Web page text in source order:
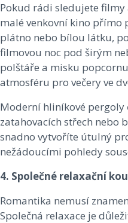
Pokud rádi sledujete
malé venkovní kino přímo
plátno nebo bílou látku,
filmovou noc pod širým
polštáře a misku
atmosféru pro večery ve
Moderní hliníkové
zatahovacích střech nebo
snadno vytvoříte útulný
nežádoucími pohledy
4. Společné relaxační
Romantika nemusí
Společná relaxace je